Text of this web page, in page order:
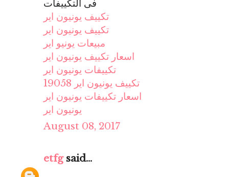
فى التكييفات
تكييف يونيون اير
تكييف يونيون اير
مبيعات يونيو اير
اسعار تكييف يونيون اير
تكييفات يونيون اير
تكييف يونيون اير 19058
اسعار تكييفات يونيون اير
يونيون اير
August 08, 2017
etfgsaid...